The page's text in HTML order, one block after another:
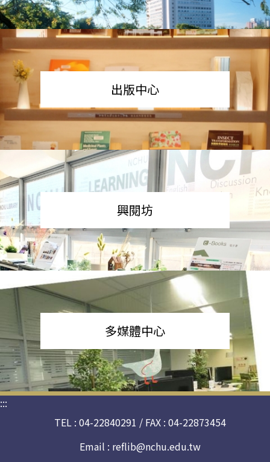
出版中心
興閱坊
多媒體中心
:::
TEL : 04-22840291 / FAX : 04-22873454
Email : reflib@nchu.edu.tw